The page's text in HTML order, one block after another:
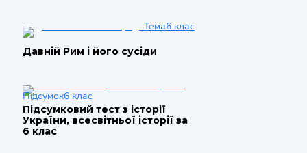
Тема6 клас
Давній Рим і його сусіди
Підсумок6 клас
Підсумковий тест з історії
України, всесвітньої історії за
6 клас